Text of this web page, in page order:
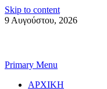
Skip to content
9 Αυγούστου, 2026
Primary Menu
ΑΡΧΙΚΗ